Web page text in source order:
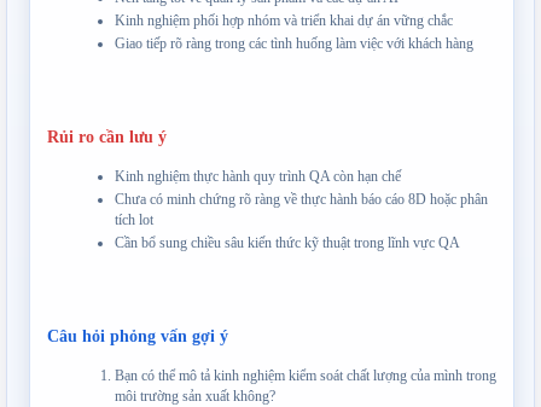
Kinh nghiệm phối hợp nhóm và triển khai dự án vững chắc
Giao tiếp rõ ràng trong các tình huống làm việc với khách hàng
Rủi ro cần lưu ý
Kinh nghiệm thực hành quy trình QA còn hạn chế
Chưa có minh chứng rõ ràng về thực hành báo cáo 8D hoặc phân
tích lot
Cần bổ sung chiều sâu kiến thức kỹ thuật trong lĩnh vực QA
Câu hỏi phỏng vấn gợi ý
Bạn có thể mô tả kinh nghiệm kiểm soát chất lượng của mình trong
môi trường sản xuất không?